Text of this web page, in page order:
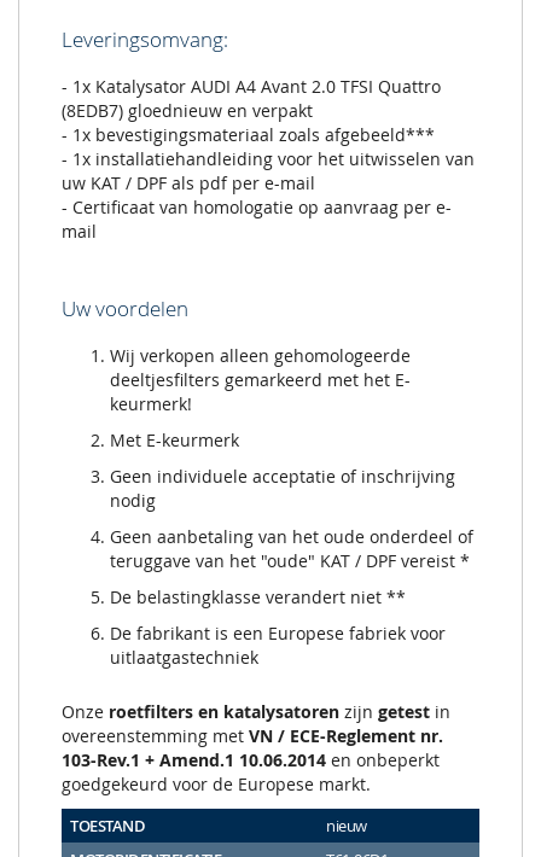
Leveringsomvang:
- 1x Katalysator AUDI A4 Avant 2.0 TFSI Quattro
(8EDB7) gloednieuw en verpakt
- 1x bevestigingsmateriaal zoals afgebeeld***
- 1x installatiehandleiding voor het uitwisselen van
uw KAT / DPF als pdf per e-mail
- Certificaat van homologatie op aanvraag per e-
mail
Uw voordelen
Wij verkopen alleen gehomologeerde
deeltjesfilters gemarkeerd met het E-
keurmerk!
Met E-keurmerk
Geen individuele acceptatie of inschrijving
nodig
Geen aanbetaling van het oude onderdeel of
teruggave van het "oude" KAT / DPF vereist *
De belastingklasse verandert niet **
De fabrikant is een Europese fabriek voor
uitlaatgastechniek
Onze roetfilters en katalysatoren zijn getest in
overeenstemming met VN / ECE-Reglement nr.
103-Rev.1 + Amend.1 10.06.2014 en onbeperkt
goedgekeurd voor de Europese markt.
TOESTAND
nieuw